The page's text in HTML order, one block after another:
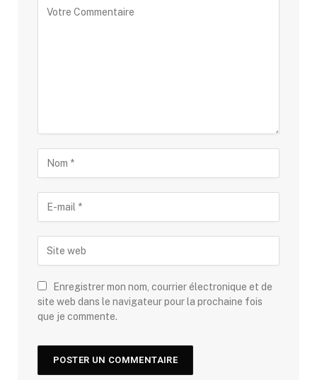
Enregistrer mon nom, courrier électronique et de
site web dans le navigateur pour la prochaine fois
que je commente.